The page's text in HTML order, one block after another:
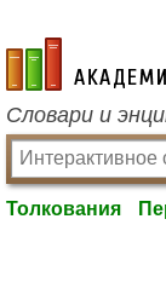
academic.ru
Словари и
Толкования